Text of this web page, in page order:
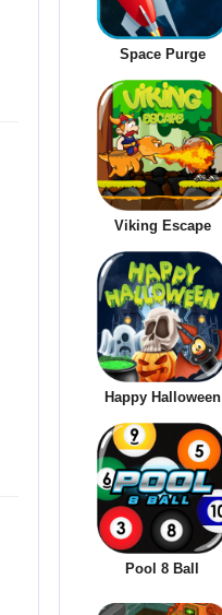
Space Purge
Viking Escape
Happy Halloween
Pool 8 Ball